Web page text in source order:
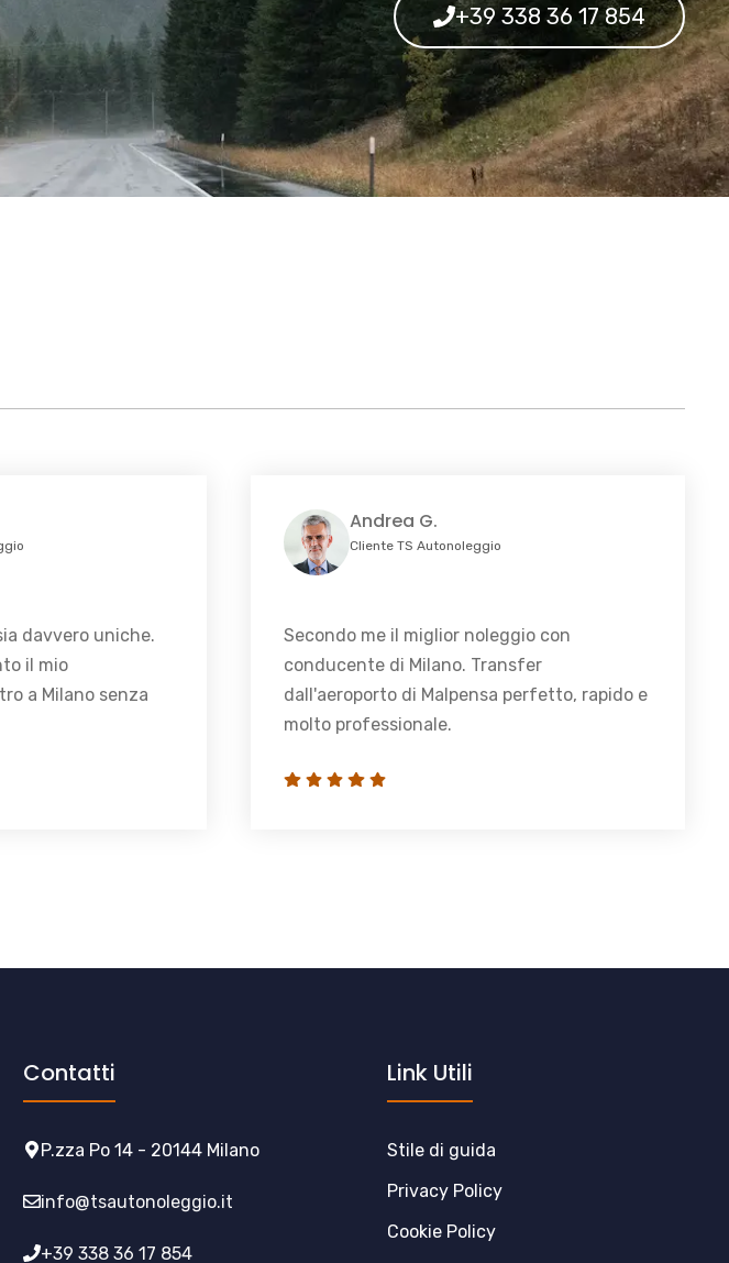
+39 338 36 17 854
davvero uniche.
il mio
a Milano senza
Andrea G.
Cliente TS Autonoleggio
Secondo me il miglior noleggio con
conducente di Milano. Transfer
dall'aeroporto di Malpensa perfetto, rapido e
molto professionale.
Contatti
P.zza Po 14 - 20144 Milano
info@tsautonoleggio.it
+39 338 36 17 854
Link Utili
Stile di guida
Privacy Policy
Cookie Policy